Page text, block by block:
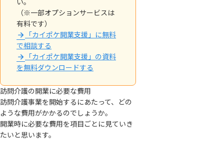
い。
（※一部オプションサービスは
有料です）
「カイポケ開業支援」に無料
で相談する
「カイポケ開業支援」の資料
を無料ダウンロードする
訪問介護の開業に必要な費用
訪問介護事業を開始するにあたって、どの
ような費用がかかるのでしょうか。
開業時に必要な費用を項目ごとに見ていき
たいと思います。